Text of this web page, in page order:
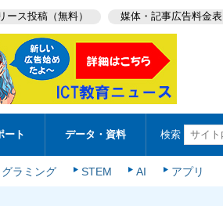
ース投稿（無料） 媒体・記事広告料金表
ート データ・資料 検索
ラミング STEM AI アプリ